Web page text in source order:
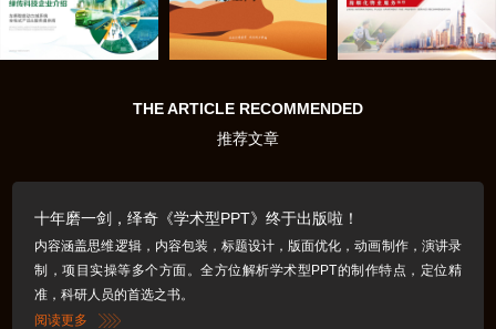
THE ARTICLE RECOMMENDED
推荐文章
十年磨一剑，绎奇《学术型PPT》终于出版啦！
内容涵盖思维逻辑，内容包装，标题设计，版面优化，动画制作，演讲录
制，项目实操等多个方面。全方位解析学术型PPT的制作特点，定位精
准，科研人员的首选之书。
阅读更多